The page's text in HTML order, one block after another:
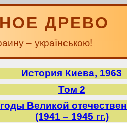
ДРЕВО
– українською!
История Киева, 1963
Том 2
Великой
(1941 – 1945 гг.)